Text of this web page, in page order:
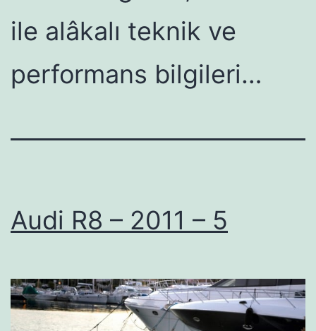
ile alâkalı teknik ve
performans bilgileri…
Audi R8 – 2011 – 5